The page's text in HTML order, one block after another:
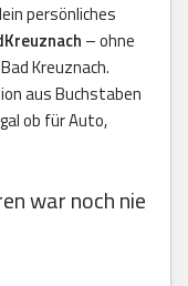
persönliches
– ohne
Kreuznach.
aus Buchstaben
ob für Auto,
war noch nie